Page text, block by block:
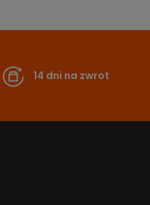
14 dni na zwrot